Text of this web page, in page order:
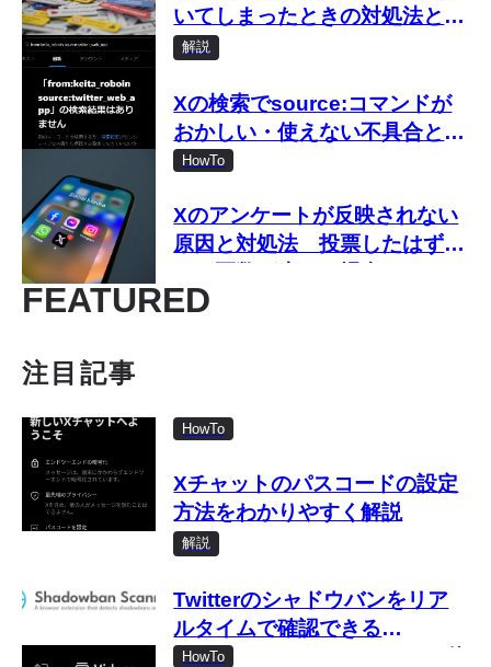
いてしまったときの対処法と気
をつけるべきこと
解説
Xの検索でsource:コマンドが
おかしい・使えない不具合と対
処法
HowTo
Xのアンケートが反映されない
原因と対処法 投票したはずな
FEATURED
注目記事
HowTo
Xチャットのパスコードの設定
方法をわかりやすく解説
解説
Twitterのシャドウバンをリア
ルタイムで確認できる
「Shadowban Scanner」の使
HowTo